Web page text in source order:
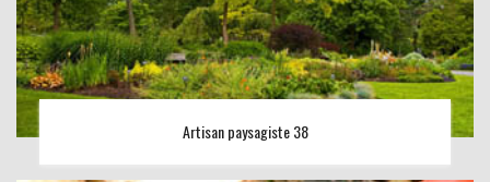
Artisan paysagiste 38